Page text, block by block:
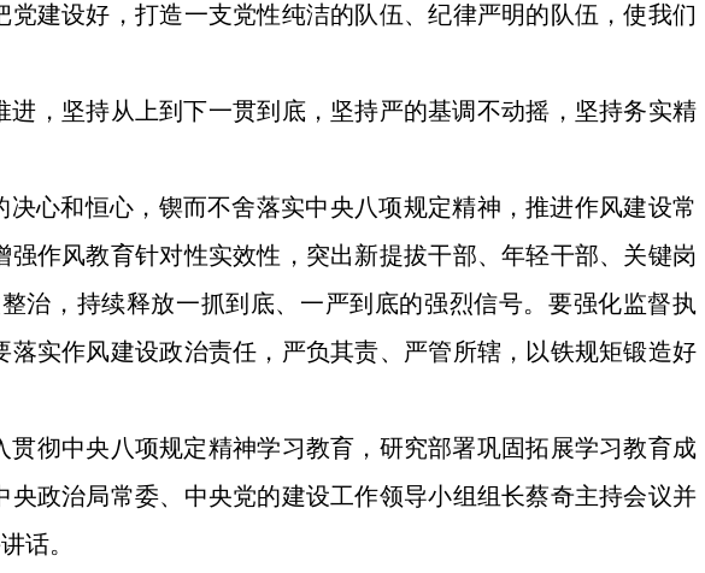
建设好，打造一支党性纯洁的队伍、纪律严明的队伍，使我们
，坚持从上到下一贯到底，坚持严的基调不动摇，坚持务实精
心和恒心，锲而不舍落实中央八项规定精神，推进作风建设常
作风教育针对性实效性，突出新提拔干部、年轻干部、关键岗
治，持续释放一抓到底、一严到底的强烈信号。要强化监督执
实作风建设政治责任，严负其责、严管所辖，以铁规矩锻造好
彻中央八项规定精神学习教育，研究部署巩固拓展学习教育成
政治局常委、中央党的建设工作领导小组组长蔡奇主持会议并
话。